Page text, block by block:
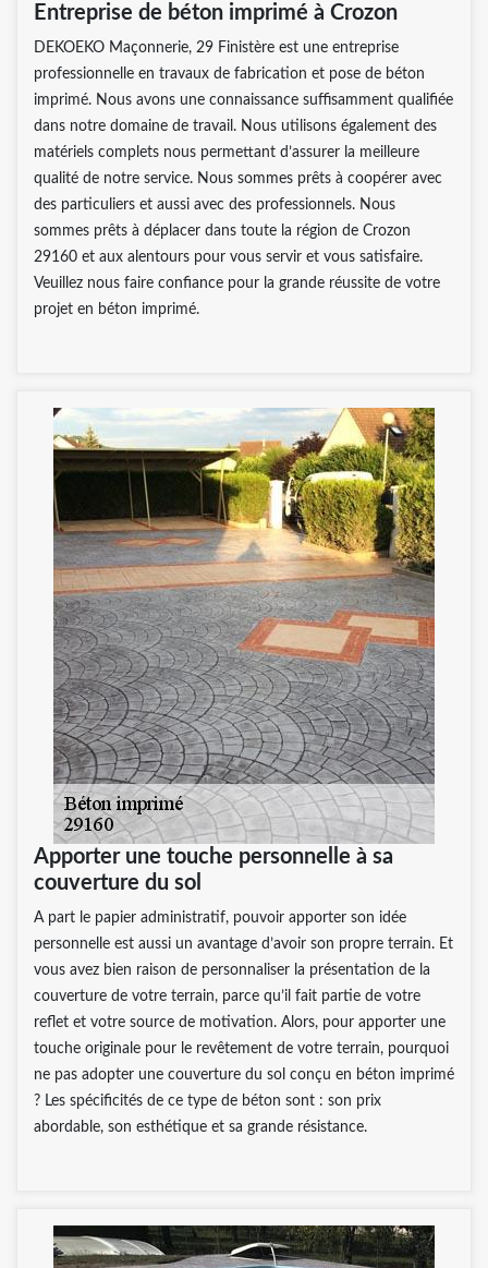
Entreprise de béton imprimé à Crozon
DEKOEKO Maçonnerie, 29 Finistère est une entreprise
professionnelle en travaux de fabrication et pose de béton
imprimé. Nous avons une connaissance suffisamment qualifiée
dans notre domaine de travail. Nous utilisons également des
matériels complets nous permettant d’assurer la meilleure
qualité de notre service. Nous sommes prêts à coopérer avec
des particuliers et aussi avec des professionnels. Nous
sommes prêts à déplacer dans toute la région de Crozon
29160 et aux alentours pour vous servir et vous satisfaire.
Veuillez nous faire confiance pour la grande réussite de votre
projet en béton imprimé.
Apporter une touche personnelle à sa
couverture du sol
A part le papier administratif, pouvoir apporter son idée
personnelle est aussi un avantage d’avoir son propre terrain. Et
vous avez bien raison de personnaliser la présentation de la
couverture de votre terrain, parce qu’il fait partie de votre
reflet et votre source de motivation. Alors, pour apporter une
touche originale pour le revêtement de votre terrain, pourquoi
ne pas adopter une couverture du sol conçu en béton imprimé
? Les spécificités de ce type de béton sont : son prix
abordable, son esthétique et sa grande résistance.